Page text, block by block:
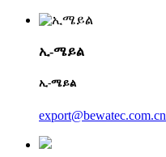
ኢ-ሜይል
ኢ-ሜይል
export@bewatec.com.cn